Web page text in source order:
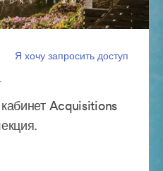
Я хочу запросить доступ
Acquisitions